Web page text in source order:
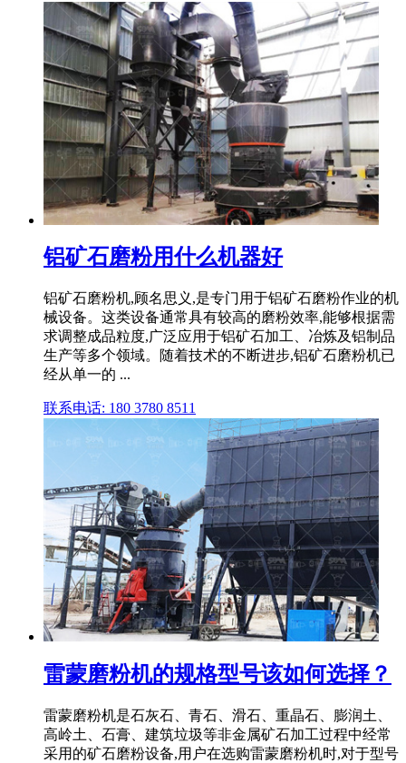
铝矿石磨粉用什么机器好
铝矿石磨粉机,顾名思义,是专门用于铝矿石磨粉作业的机
械设备。这类设备通常具有较高的磨粉效率,能够根据需
求调整成品粒度,广泛应用于铝矿石加工、冶炼及铝制品
生产等多个领域。随着技术的不断进步,铝矿石磨粉机已
经从单一的 ...
联系电话: 180 3780 8511
雷蒙磨粉机的规格型号该如何选择？
雷蒙磨粉机是石灰石、青石、滑石、重晶石、膨润土、
高岭土、石膏、建筑垃圾等非金属矿石加工过程中经常
采用的矿石磨粉设备,用户在选购雷蒙磨粉机时,对于型号